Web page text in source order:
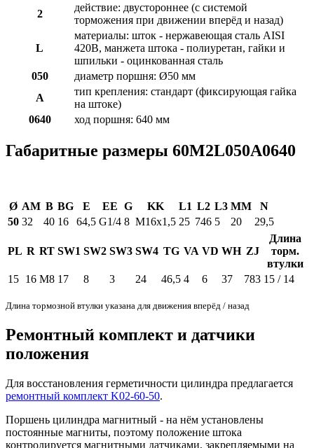
2
действие: двустороннее (с системой
торможения при движении вперёд и назад)
L
материалы: шток - нержавеющая сталь AISI
420B, манжета штока - полиуретан, гайки и
шпильки - оцинкованная сталь
050
диаметр поршня: Ø50 мм
A
тип крепления: стандарт (фиксирующая гайка
на штоке)
0640
ход поршня: 640 мм
Габаритные размеры 60M2L050A0640
Ø AM B BG E EE G KK L1 L2 L3 MM
N
50 32 40 16 64,5 G1/4 8 M16x1,5 25 746 5 20 29,5
PL R RT SW1 SW2 SW3 SW4 TG VA VD WH ZJ
Длина
торм.
втулки
15 16 M8 17 8 3 24 46,5 4 6 37 783 15 / 14
Длина тормозной втулки указана для движения вперёд / назад
Ремонтный комплект и датчики
положения
Для восстановления герметичности цилиндра предлагается
ремонтный комплект K02-60-50.
Поршень цилиндра магнитный - на нём установлены
постоянные магниты, поэтому положение штока
контролируется магнитными датчиками, закрепляемыми на